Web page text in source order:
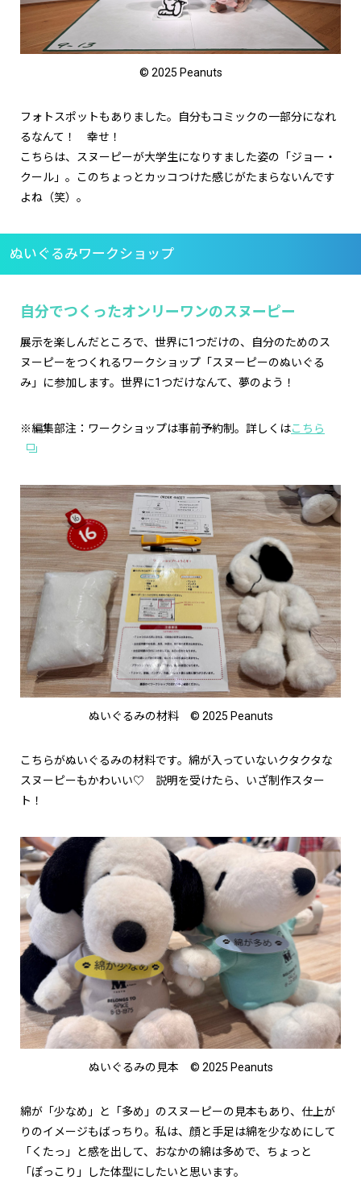
© 2025 Peanuts
フォトスポットもありました。自分もコミックの一部分になれ
るなんて！ 幸せ！
こちらは、スヌーピーが大学生になりすました姿の「ジョー・
クール」。このちょっとカッコつけた感じがたまらないんです
よね（笑）。
ぬいぐるみワークショップ
自分でつくったオンリーワンのスヌーピー
展示を楽しんだところで、世界に1つだけの、自分のためのス
ヌーピーをつくれるワークショップ「スヌーピーのぬいぐる
み」に参加します。世界に1つだけなんて、夢のよう！
※編集部注：ワークショップは事前予約制。詳しくはこちら
ぬいぐるみの材料 © 2025 Peanuts
こちらがぬいぐるみの材料です。綿が入っていないクタクタな
スヌーピーもかわいい♡ 説明を受けたら、いざ制作スター
ト！
ぬいぐるみの見本 © 2025 Peanuts
綿が「少なめ」と「多め」のスヌーピーの見本もあり、仕上が
りのイメージもばっちり。私は、顔と手足は綿を少なめにして
「くたっ」と感を出して、おなかの綿は多めで、ちょっと
「ぽっこり」した体型にしたいと思います。